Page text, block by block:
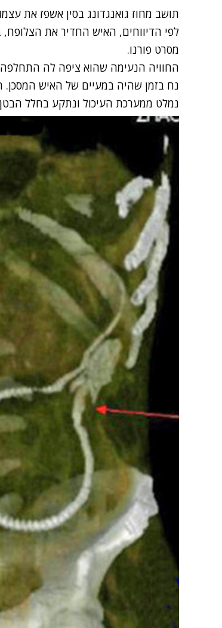
תושב מחוז גואנגדונג בסין אשפז את
לפי הדיווחים, האיש החדיר את
מסרט פורנו.
החוויה הנעימה שהוא ציפה לה
נח בזמן שהיה במעיים של האיש
נמלט ממערכת העיכול ונתקע בחלל